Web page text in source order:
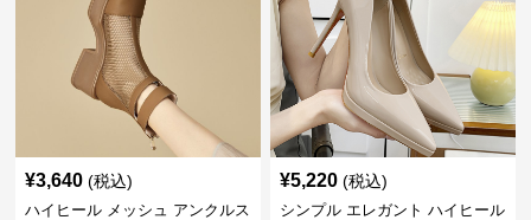
¥3,640 (税込)
ハイヒール メッシュ アンクルス
¥5,220 (税込)
シンプル エレガント ハイヒール